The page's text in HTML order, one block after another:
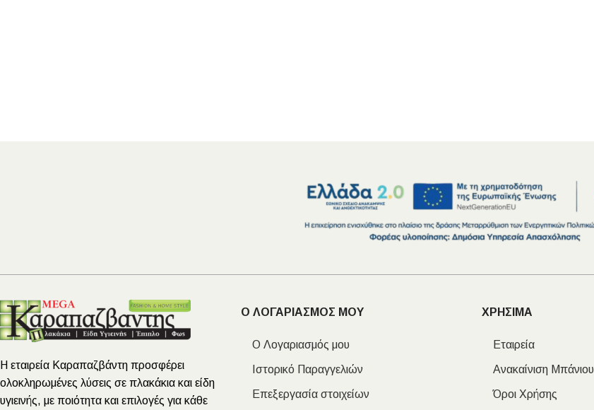
Κουζίνας
Εσωτερικού Χώρου
Εξωτερικού Χώρου
Τοίχου - Δαπέδου Μπάνιου
Πισίνας
Πέτρα
Ξύλο
Τσιμέντο
Οδηγός Αγοράς Πλακιδίων
Η εταιρεία Καραπαζβάντη προσφέρει
ολοκληρωμένες λύσεις σε πλακάκια και είδη
υγιεινής, με ποιότητα και επιλογές για κάθε
Ο ΛΟΓΑΡΙΑΣΜΟΣ ΜΟΥ
Ο Λογαριασμός μου
Ιστορικό Παραγγελιών
Επεξεργασία στοιχείων
ΧΡΗΣΙΜΑ
Εταιρεία
Ανακαίνιση Μπάνιου
Όροι Χρήσης